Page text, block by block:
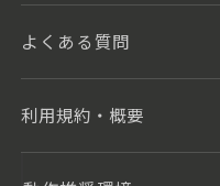
よくある質問
利用規約・概要